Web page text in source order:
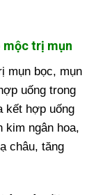
mộc trị mụn
mụn bọc, mụn
uống trong
kết hợp uống
ngân hoa,
châu, tăng